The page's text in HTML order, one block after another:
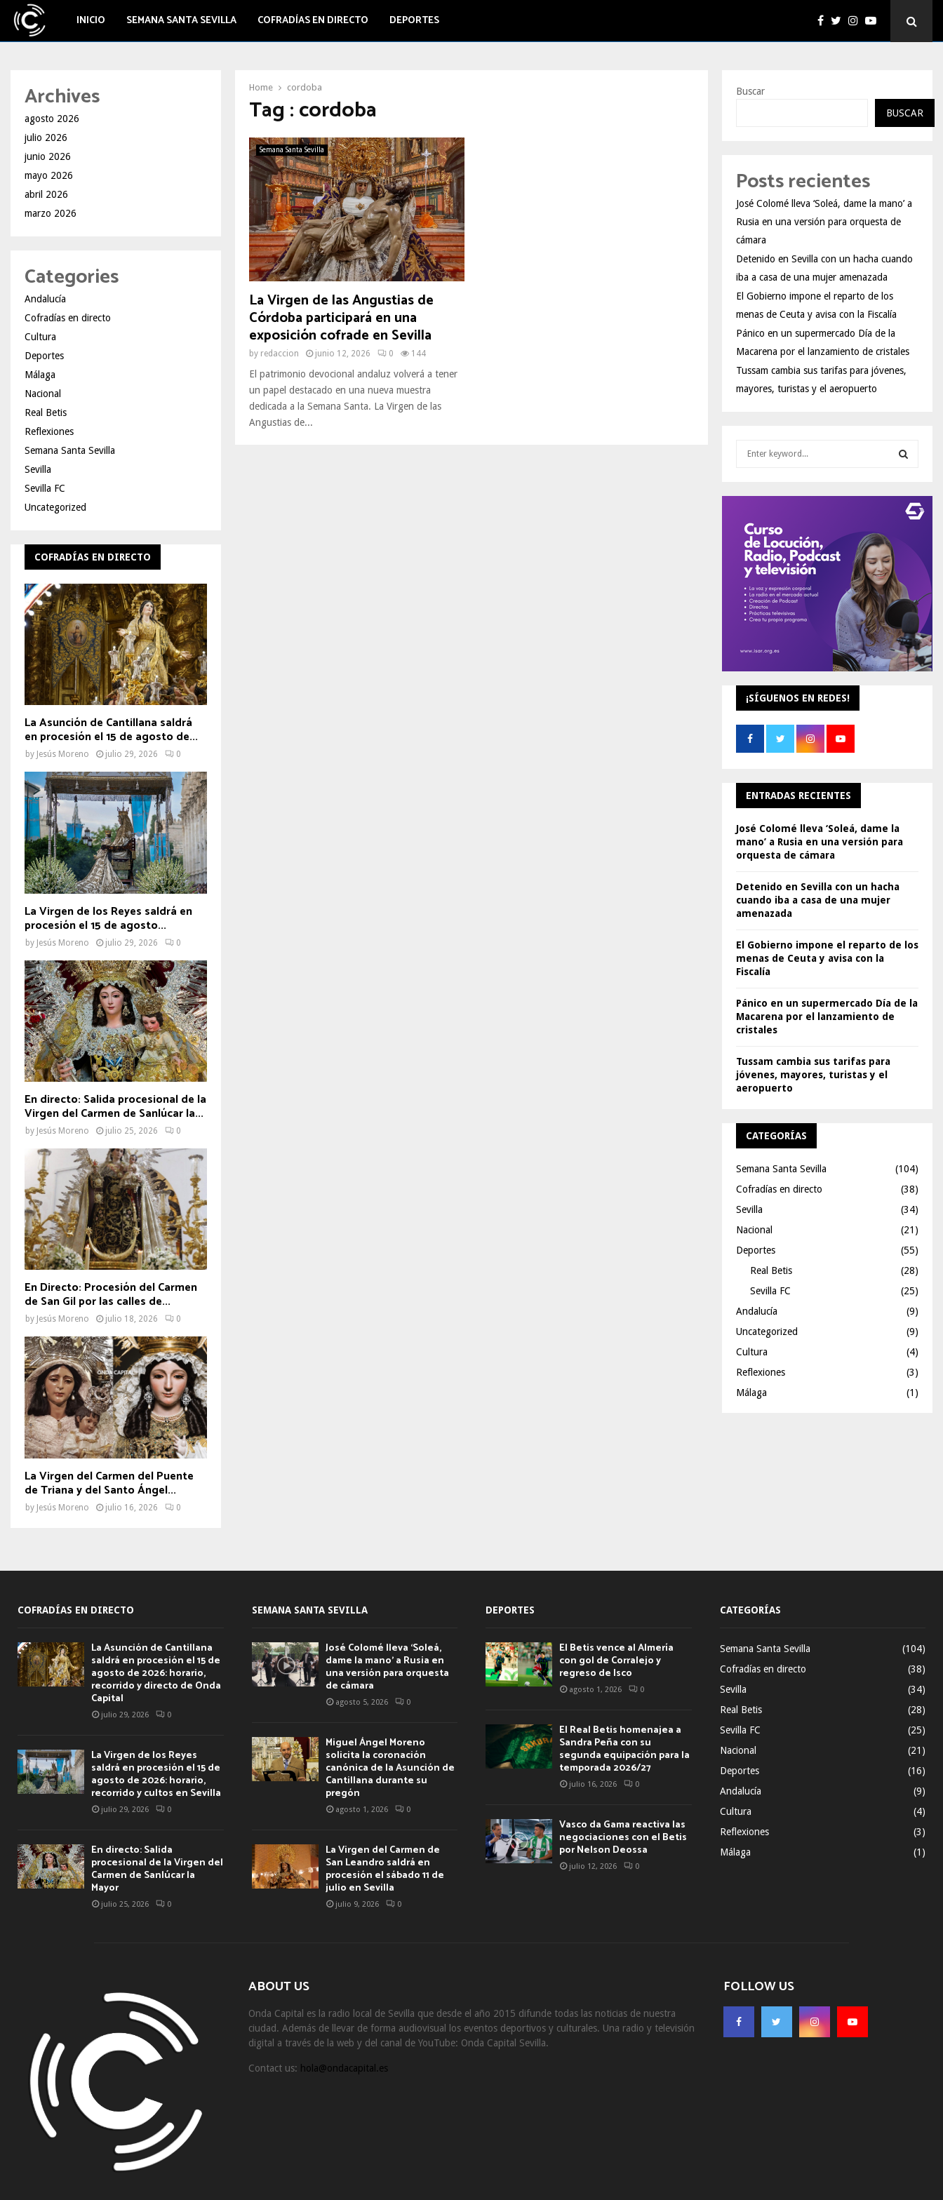
INICIO SEMANA SANTA SEVILLA COFRADÍAS EN DIRECTO DEPORTES
Home cordoba
Tag : cordoba
Semana Santa Sevilla
La Virgen de las Angustias de
Córdoba participará en una
exposición cofrade en Sevilla
by redaccion junio 12, 2026 0 144
El patrimonio devocional andaluz volverá a tener
un papel destacado en una nueva muestra
dedicada a la Semana Santa. La Virgen de las
Angustias de...
Archives
agosto 2026
julio 2026
junio 2026
mayo 2026
abril 2026
marzo 2026
Categories
Andalucía
Cofradías en directo
Cultura
Deportes
Málaga
Nacional
Real Betis
Reflexiones
Semana Santa Sevilla
Sevilla
Sevilla FC
Uncategorized
COFRADÍAS EN DIRECTO
La Asunción de Cantillana saldrá
en procesión el 15 de agosto de...
by Jesús Moreno julio 29, 2026 0
La Virgen de los Reyes saldrá en
procesión el 15 de agosto...
by Jesús Moreno julio 29, 2026 0
En directo: Salida procesional de la
Virgen del Carmen de Sanlúcar la...
by Jesús Moreno julio 25, 2026 0
En Directo: Procesión del Carmen
de San Gil por las calles de...
by Jesús Moreno julio 18, 2026 0
La Virgen del Carmen del Puente
de Triana y del Santo Ángel...
by Jesús Moreno julio 16, 2026 0
Buscar
BUSCAR
Posts recientes
José Colomé lleva ‘Soleá, dame la mano’ a
Rusia en una versión para orquesta de
cámara
Detenido en Sevilla con un hacha cuando
iba a casa de una mujer amenazada
El Gobierno impone el reparto de los
menas de Ceuta y avisa con la Fiscalía
Pánico en un supermercado Día de la
Macarena por el lanzamiento de cristales
Tussam cambia sus tarifas para jóvenes,
mayores, turistas y el aeropuerto
C
H
¡SÍGUENOS EN REDES!
ENTRADAS RECIENTES
José Colomé lleva ‘Soleá, dame la
mano’ a Rusia en una versión para
orquesta de cámara
Detenido en Sevilla con un hacha
cuando iba a casa de una mujer
amenazada
El Gobierno impone el reparto de los
menas de Ceuta y avisa con la
Fiscalía
Pánico en un supermercado Día de la
Macarena por el lanzamiento de
cristales
Tussam cambia sus tarifas para
jóvenes, mayores, turistas y el
aeropuerto
CATEGORÍAS
Semana Santa Sevilla
(104)
Cofradías en directo
(38)
Sevilla
(34)
Nacional
(21)
Deportes
(55)
Real Betis
(28)
Sevilla FC
(25)
Andalucía
(9)
Uncategorized
(9)
Cultura
(4)
Reflexiones
(3)
Málaga
(1)
COFRADÍAS EN DIRECTO
La Asunción de Cantillana
saldrá en procesión el 15 de
agosto de 2026: horario,
recorrido y directo de Onda
Capital
julio 29, 2026 0
La Virgen de los Reyes
saldrá en procesión el 15 de
agosto de 2026: horario,
recorrido y cultos en Sevilla
julio 29, 2026 0
En directo: Salida
procesional de la Virgen del
Carmen de Sanlúcar la
Mayor
julio 25, 2026 0
SEMANA SANTA SEVILLA
José Colomé lleva ‘Soleá,
dame la mano’ a Rusia en
una versión para orquesta
de cámara
agosto 5, 2026 0
Miguel Ángel Moreno
solicita la coronación
canónica de la Asunción de
Cantillana durante su
pregón
agosto 1, 2026 0
La Virgen del Carmen de
San Leandro saldrá en
procesión el sábado 11 de
julio en Sevilla
julio 9, 2026 0
DEPORTES
El Betis vence al Almería
con gol de Corralejo y
regreso de Isco
agosto 1, 2026 0
El Real Betis homenajea a
Sandra Peña con su
segunda equipación para la
temporada 2026/27
julio 16, 2026 0
Vasco da Gama reactiva las
negociaciones con el Betis
por Nelson Deossa
julio 12, 2026 0
CATEGORÍAS
Semana Santa Sevilla
(104)
Cofradías en directo
(38)
Sevilla
(34)
Real Betis
(28)
Sevilla FC
(25)
Nacional
(21)
Deportes
(16)
Andalucía
(9)
Cultura
(4)
Reflexiones
(3)
Málaga
(1)
ABOUT US
Onda Capital es la radio local de Sevilla que desde el año 2015 difunde todas las noticias de nuestra
ciudad. Además de llevar de forma audiovisual los eventos deportivos y culturales. Una radio y televisión
digital a través de la web y del canal de YouTube: Onda Capital Sevilla.
Contact us: hola@ondacapital.es
FOLLOW US